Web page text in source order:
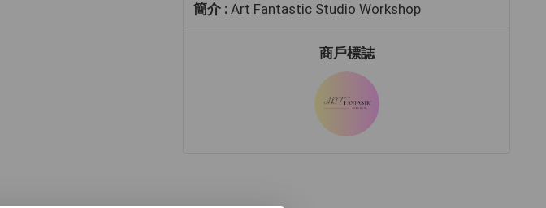
簡介 : Art Fantastic Studio Workshop
商戶標誌